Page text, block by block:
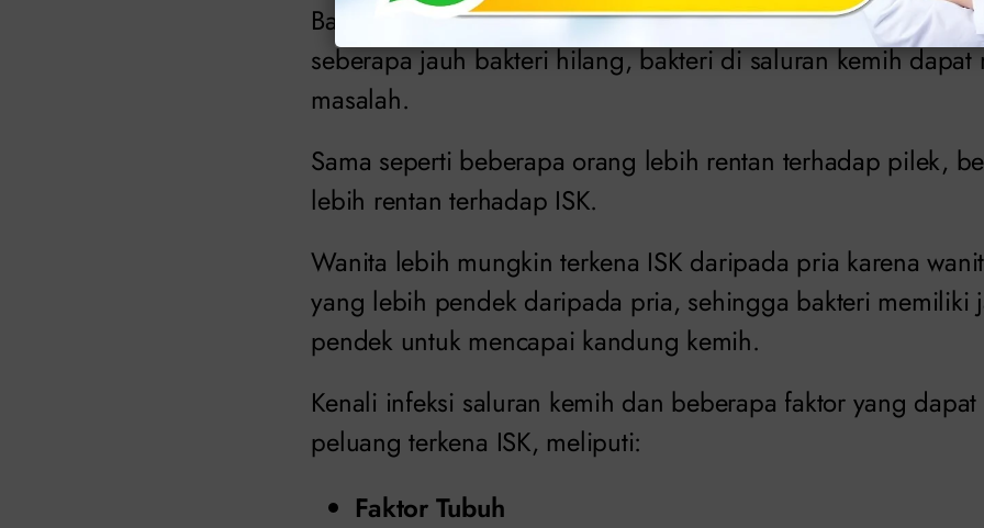
Bakteri bahkan dapat melakukan perjalanan ke ginjal. Tapi
seberapa jauh bakteri hilang, bakteri di saluran kemih dapat
masalah.
Sama seperti beberapa orang lebih rentan terhadap pilek,
lebih rentan terhadap ISK.
Wanita lebih mungkin terkena ISK daripada pria karena
yang lebih pendek daripada pria, sehingga bakteri memiliki
pendek untuk mencapai kandung kemih.
Kenali infeksi saluran kemih dan beberapa faktor yang
peluang terkena ISK, meliputi:
Faktor Tubuh